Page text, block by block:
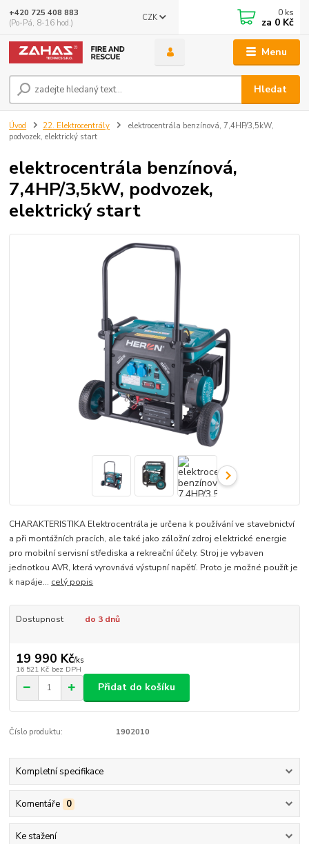
Menu
CZK
Hledat
+420 725 408 883
(Po-Pá, 8-16 hod.)
0 ks
za 0 Kč
Úvod 22. Elektrocentrály
elektrocentrála benzínová, 7,4HP/3,5kW,
podvozek, elektrický start
elektrocentrála benzínová,
7,4HP/3,5kW, podvozek,
elektrický start
CHARAKTERISTIKA Elektrocentrála je určena k používání ve stavebnictví
a při montážních pracích, ale také jako záložní zdroj elektrické energie
pro mobilní servisní střediska a rekreační účely. Stroj je vybaven
jednotkou AVR, která vyrovnává výstupní napětí. Proto je možné použít je
k napáje... celý popis
Dostupnost do 3 dnů
19 990 Kč/ks
16 521 Kč bez DPH
Přidat do košíku
Číslo produktu: 1902010
Kompletní specifikace
Komentáře 0
Ke stažení